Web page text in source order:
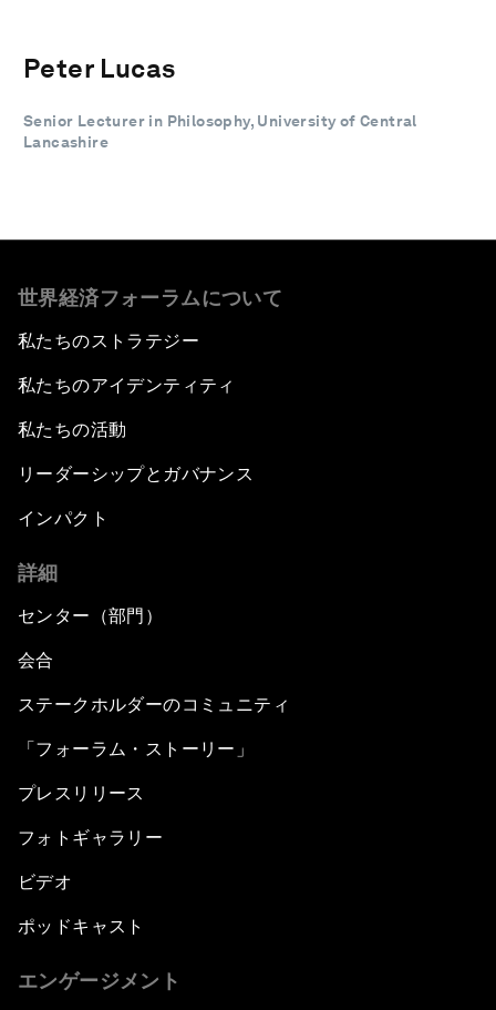
Peter Lucas
Senior Lecturer in Philosophy, University of Central
Lancashire
世界経済フォーラムについて
私たちのストラテジー
私たちのアイデンティティ
私たちの活動
リーダーシップとガバナンス
インパクト
詳細
センター（部門）
会合
ステークホルダーのコミュニティ
「フォーラム・ストーリー」
プレスリリース
フォトギャラリー
ビデオ
ポッドキャスト
エンゲージメント